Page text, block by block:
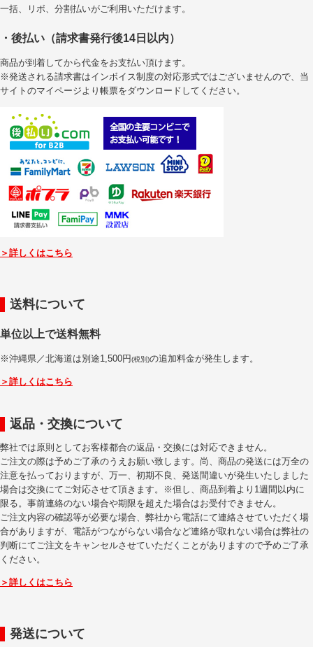
一括、リボ、分割払いがご利用いただけます。
・後払い（請求書発行後14日以内）
商品が到着してから代金をお支払い頂けます。
※発送される請求書はインボイス制度の対応形式ではございませんので、当
サイトのマイページより帳票をダウンロードしてください。
＞詳しくはこちら
送料について
単位以上で送料無料
※沖縄県／北海道は別途1,500円(税別)の追加料金が発生します。
＞詳しくはこちら
返品・交換について
弊社では原則としてお客様都合の返品・交換には対応できません。
ご注文の際は予めご了承のうえお願い致します。尚、商品の発送には万全の
注意を払っておりますが、万一、初期不良、発送間違いが発生いたしました
場合は交換にてご対応させて頂きます。※但し、商品到着より1週間以内に
限る。事前連絡のない場合や期限を超えた場合はお受付できません。
ご注文内容の確認等が必要な場合、弊社から電話にて連絡させていただく場
合がありますが、電話がつながらない場合など連絡が取れない場合は弊社の
判断にてご注文をキャンセルさせていただくことがありますので予めご了承
ください。
＞詳しくはこちら
発送について